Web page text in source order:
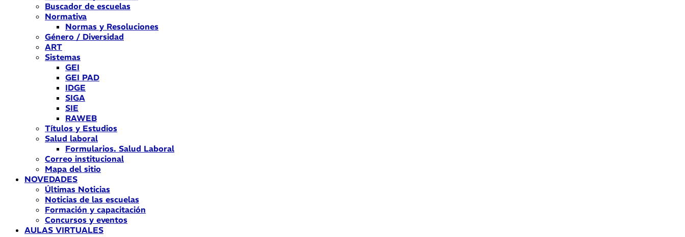
Buscador de escuelas
Normativa
Normas y Resoluciones
Género / Diversidad
ART
Sistemas
GEI
GEI PAD
IDGE
SIGA
SIE
RAWEB
Títulos y Estudios
Salud laboral
Formularios. Salud Laboral
Correo institucional
Mapa del sitio
NOVEDADES
Últimas Noticias
Noticias de las escuelas
Formación y capacitación
Concursos y eventos
AULAS VIRTUALES